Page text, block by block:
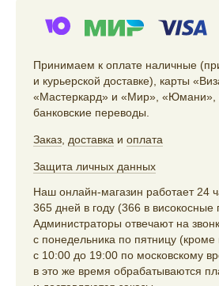
Принимаем к оплате наличные
и курьерской доставке), карты
«Мастеркард» и «Мир», «Юмани»,
банковские переводы.
Заказ доставка и оплата
Защита личных данных
Наш онлайн-магазин работает 24
365 дней в году (366 в високосные
Администраторы отвечают на
с понедельника по пятницу (кроме
с 10:00 до 19:00 по московскому
в это же время обрабатываются